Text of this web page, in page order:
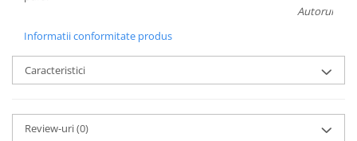
Autorul
Informatii conformitate produs
Caracteristici
Review-uri(0)